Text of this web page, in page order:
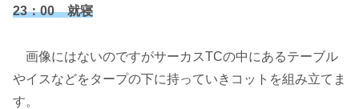
23：00 就寝
画像にはないのですがサーカスTCの中にあるテーブル
やイスなどをタープの下に持っていきコットを組み立てま
す。